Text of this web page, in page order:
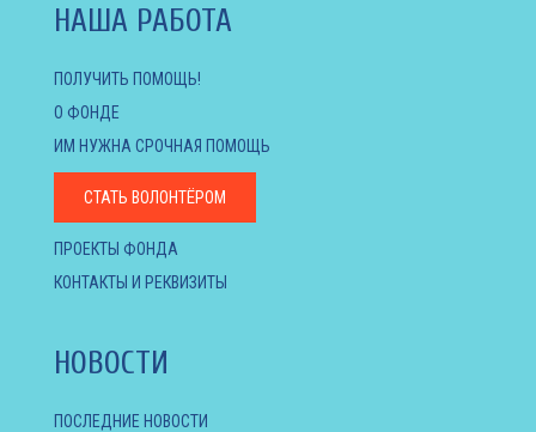
НАША РАБОТА
ПОЛУЧИТЬ ПОМОЩЬ!
О ФОНДЕ
ИМ НУЖНА СРОЧНАЯ ПОМОЩЬ
СТАТЬ ВОЛОНТЁРОМ
ПРОЕКТЫ ФОНДА
КОНТАКТЫ И РЕКВИЗИТЫ
НОВОСТИ
ПОСЛЕДНИЕ НОВОСТИ